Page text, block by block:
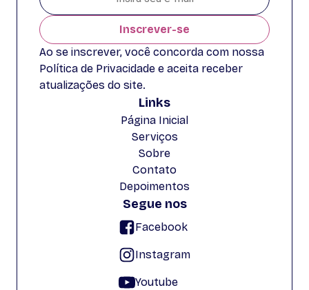
Inscrever-se
Ao se inscrever, você concorda com nossa
Política de Privacidade e aceita receber
atualizações do site.
Links
Página Inicial
Serviços
Sobre
Contato
Depoimentos
Segue nos
Facebook
Instagram
Youtube